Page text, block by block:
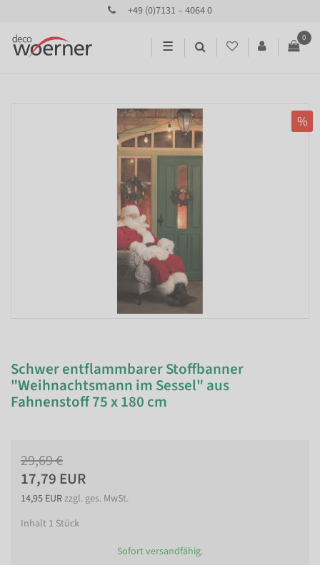
+49 (0)7131 – 4064 0
☰
0
%
Schwer entflammbarer Stoffbanner
"Weihnachtsmann im Sessel" aus
Fahnenstoff 75 x 180 cm
29,69 €
17,79 EUR
14,95 EURzzgl. ges. MwSt.
Inhalt 1 Stück
Sofort versandfähig.